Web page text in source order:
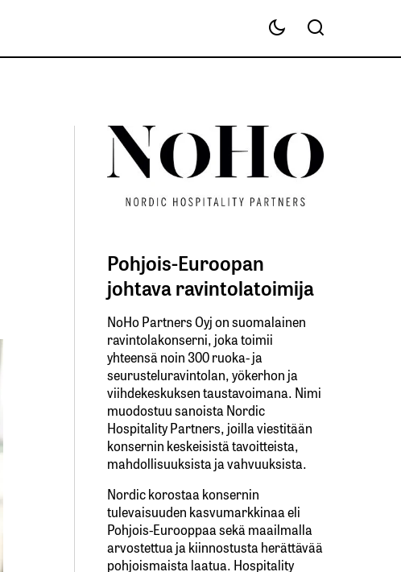
Pohjois-Euroopan
johtava ravintolatoimija
NoHo Partners Oyj on suomalainen
ravintolakonserni, joka toimii
yhteensä noin 300 ruoka- ja
seurusteluravintolan, yökerhon ja
viihdekeskuksen taustavoimana. Nimi
muodostuu sanoista Nordic
Hospitality Partners, joilla viestitään
konsernin keskeisistä tavoitteista,
mahdollisuuksista ja vahvuuksista.
Nordic korostaa konsernin
tulevaisuuden kasvumarkkinaa eli
Pohjois-Eurooppaa sekä maailmalla
arvostettua ja kiinnostusta herättävää
pohjoismaista laatua. Hospitality